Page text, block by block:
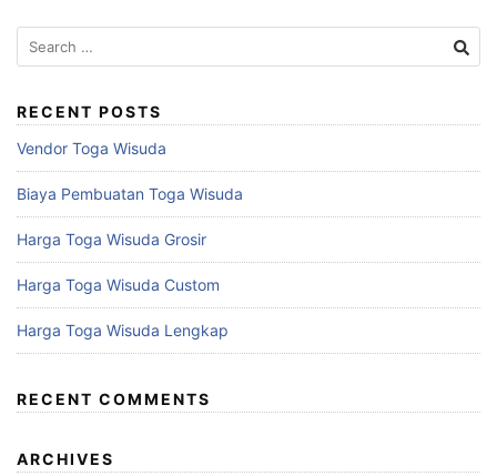
Search
for:
RECENT POSTS
Vendor Toga Wisuda
Biaya Pembuatan Toga Wisuda
Harga Toga Wisuda Grosir
Harga Toga Wisuda Custom
Harga Toga Wisuda Lengkap
RECENT COMMENTS
ARCHIVES